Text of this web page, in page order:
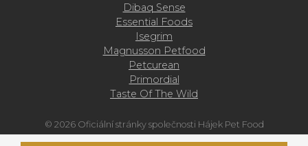
Dibaq Sense
Essential Foods
Isegrim
Magnusson Petfood
Petcurean
Primordial
Taste Of The Wild
© 2026 Oficiální stránky společnosti Hájek Pet Food
Tvorba prodejních cen je výhradní kompetenci obchodníka